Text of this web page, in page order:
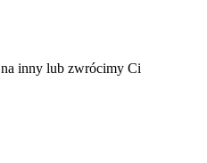
inny lub zwrócimy Ci